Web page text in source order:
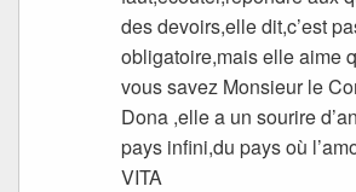
des devoirs,elle dit,c’est
obligatoire,mais elle aime
vous savez Monsieur le
Dona ,elle a un sourire
pays infini,du pays où
VITA